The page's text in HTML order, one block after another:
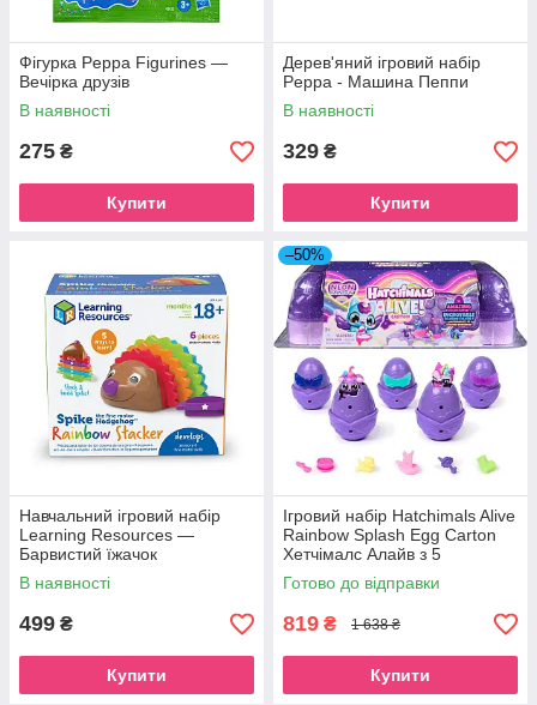
Фігурка Peppa Figurines —
Вечірка друзів
В наявності
275 ₴
Купити
Дерев'яний ігровий набір
Peppa - Машина Пеппи
В наявності
329 ₴
Купити
Навчальний ігровий набір
Learning Resources —
Барвистий їжачок
В наявності
499 ₴
Купити
–50%
Ігровий набір Hatchimals Alive
Rainbow Splash Egg Carton
Хетчімалс Алайв з 5
мініфігурками (6072615)
Готово до відправки
819 ₴ 1 638 ₴
Купити